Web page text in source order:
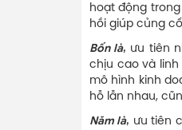
hoạt động
hồi giúp củng
Bốn là, ưu tiên
chịu cao và
mô hình kinh
hỗ lẫn nhau,
Năm là, ưu tiên